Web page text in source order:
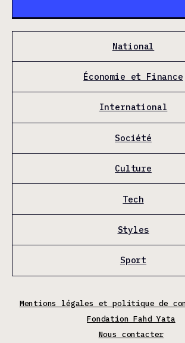
National
Économie et Finance
International
Société
Culture
Tech
Styles
Sport
Mentions légales et politique de
Fondation Fahd Yata
Nous contacter